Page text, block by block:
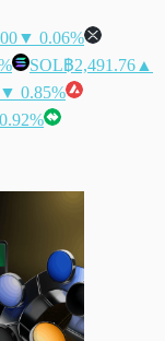
▼ 0.06%
SOL฿2,491.76 ▲
▼ 0.85%